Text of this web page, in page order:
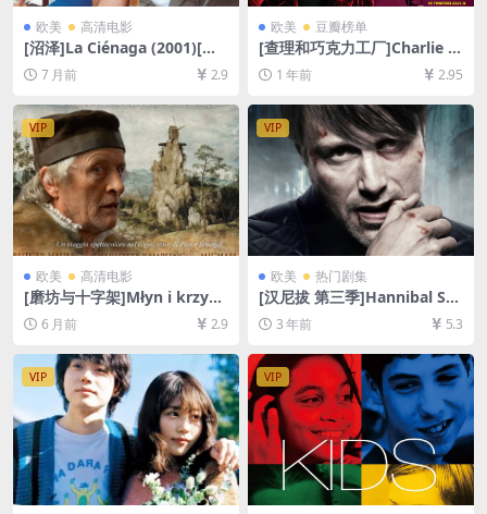
欧美 高清电影
[沼泽]La Ciénaga (2001)[百
度网盘+夸克网盘1080P超清
未删减资源][网盘在线播放/下
载][MP4/6.6GB][中文字幕]
7 月前 2.9
欧美 豆瓣榜单
[查理和巧克力工厂]Charlie a
nd the Chocolate Factory
(2005)[百度网盘+夸克网盘10
80P超清未删减资源][网盘在
线播放/下载][MP4/7.5GB][中
英字幕]
1 年前 2.95
VIP
欧美 高清电影
[磨坊与十字架]Młyn i krzyż
(2011)[百度网盘+夸克网盘10
80P超清未删减资源][网盘在
线播放/下载][MP4/6.2GB][中
文字幕]
6 月前 2.9
VIP
欧美 热门剧集
[汉尼拔 第三季]Hannibal Sea
son 3 (2015)[百度网盘+迅雷
云盘+阿里云盘资源1080P超
清未删减][MP4/14GB][中英
字幕]
3 年前 5.3
VIP VIP